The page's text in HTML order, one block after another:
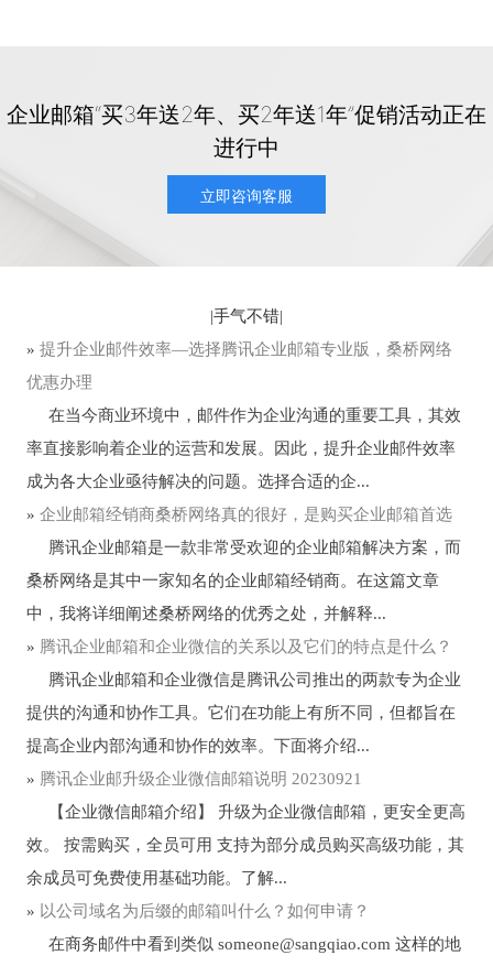
企业邮箱“买3年送2年、买2年送1年”促销活动正在
进行中
立即咨询客服
|手气不错|
» 提升企业邮件效率—选择腾讯企业邮箱专业版，桑桥网络
优惠办理
在当今商业环境中，邮件作为企业沟通的重要工具，其效
率直接影响着企业的运营和发展。因此，提升企业邮件效率
成为各大企业亟待解决的问题。选择合适的企...
» 企业邮箱经销商桑桥网络真的很好，是购买企业邮箱首选
腾讯企业邮箱是一款非常受欢迎的企业邮箱解决方案，而
桑桥网络是其中一家知名的企业邮箱经销商。在这篇文章
中，我将详细阐述桑桥网络的优秀之处，并解释...
» 腾讯企业邮箱和企业微信的关系以及它们的特点是什么？
腾讯企业邮箱和企业微信是腾讯公司推出的两款专为企业
提供的沟通和协作工具。它们在功能上有所不同，但都旨在
提高企业内部沟通和协作的效率。下面将介绍...
» 腾讯企业邮升级企业微信邮箱说明 20230921
【企业微信邮箱介绍】 升级为企业微信邮箱，更安全更高
效。 按需购买，全员可用 支持为部分成员购买高级功能，其
余成员可免费使用基础功能。了解...
» 以公司域名为后缀的邮箱叫什么？如何申请？
在商务邮件中看到类似 someone@sangqiao.com这样的地